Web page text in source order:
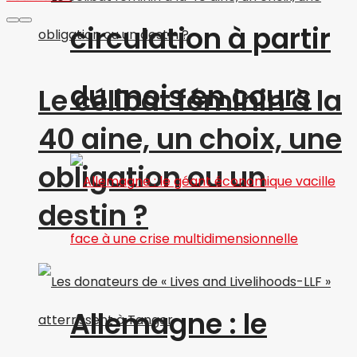
Le célibat féminin à la
40 aine, un choix, une
obligation ou un
destin ?
circulation à partir
du mois en cours
Allemagne : le